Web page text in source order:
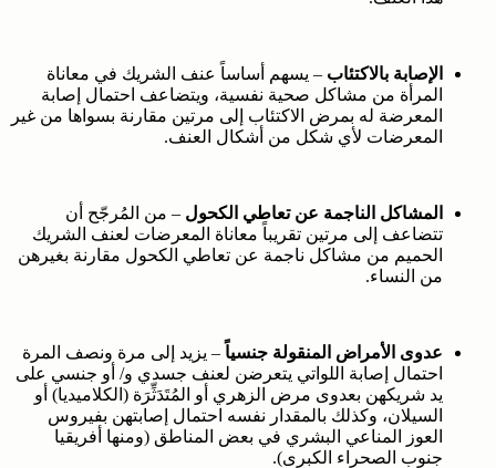
الإصابة بالاكتئاب – يسهم أساساً عنف الشريك في معاناة
المرأة من مشاكل صحية نفسية، ويتضاعف احتمال إصابة
المعرضة له بمرض الاكتئاب إلى مرتين مقارنة بسواها من غير
المعرضات لأي شكل من أشكال العنف.
المشاكل الناجمة عن تعاطي الكحول – من المُرجّح أن
تتضاعف إلى مرتين تقريباً معاناة المعرضات لعنف الشريك
الحميم من مشاكل ناجمة عن تعاطي الكحول مقارنة بغيرهن
من النساء.
عدوى الأمراض المنقولة جنسياً – يزيد إلى مرة ونصف المرة
احتمال إصابة اللواتي يتعرضن لعنف جسدي و/ أو جنسي على
يد شريكهن بعدوى مرض الزهري أو المُتَدَثِّرَة (الكلاميديا) أو
السيلان، وكذلك بالمقدار نفسه احتمال إصابتهن بفيروس
العوز المناعي البشري في بعض المناطق (ومنها أفريقيا
جنوب الصحراء الكبرى).